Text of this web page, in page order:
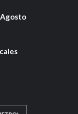
Agosto